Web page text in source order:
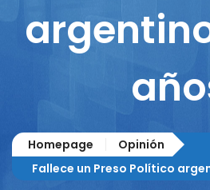
Homepage
Opinión
Fallece un Preso Político